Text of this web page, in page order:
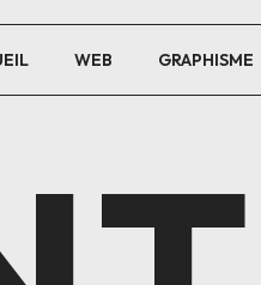
WEB GRAPHISME